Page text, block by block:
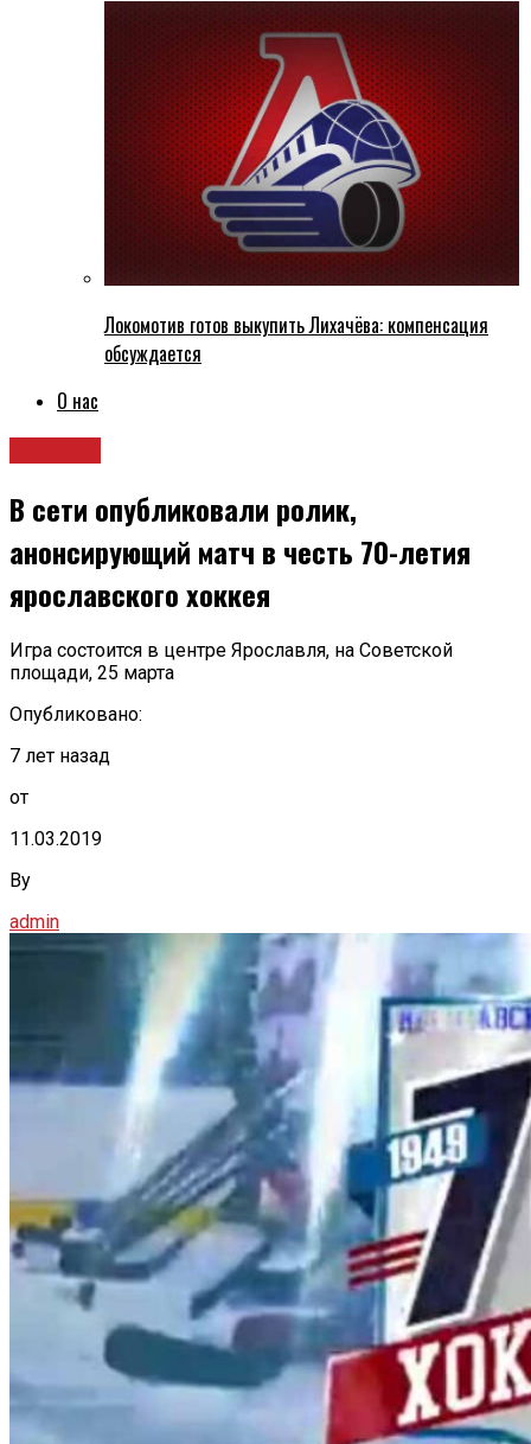
Локомотив готов выкупить Лихачёва: компенсация
обсуждается
О нас
В сети опубликовали ролик,
анонсирующий матч в честь 70-летия
ярославского хоккея
Игра состоится в центре Ярославля, на Советской
площади, 25 марта
Опубликовано:
7 лет назад
от
11.03.2019
By
admin